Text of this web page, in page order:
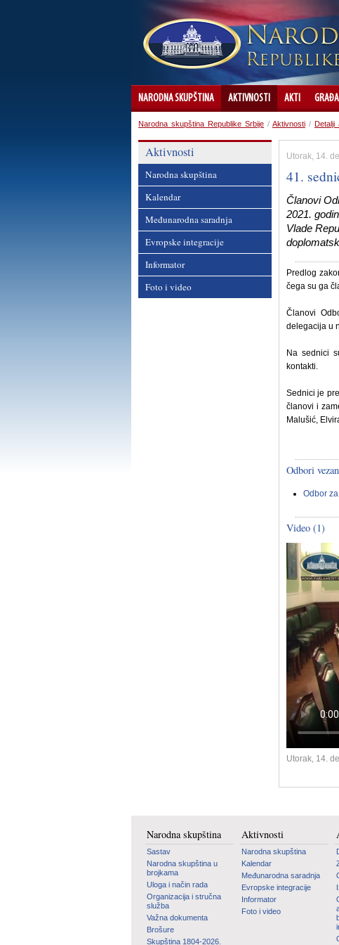
NARODNA SKUPŠTINA AKTIVNOSTI AKTI
Narodna skupština Republike Srbije / Aktivnosti / Detalji
Aktivnosti
Narodna skupština
Kalendar
Međunarodna saradnja
Evropske integracije
Informator
Foto i video
Utorak, 14.
41.
Članovi
2021.
Vlade
Predlog
čega su ga
Članovi
delegacija u
Na sednici
kontakti.
Sednici je
članovi i
Malušić,
Odbori
Odbor
Video (1)
Utorak, 14.
Narodna skupština
Sastav
Narodna skupština u
brojkama
Uloga i način rada
Organizacija i stručna
služba
Važna dokumenta
Brošure
Skupština 1804-2026.
Aktivnosti
Narodna skupština
Kalendar
Međunarodna saradnja
Evropske integracije
Informator
Foto i video